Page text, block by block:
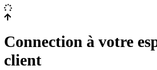
Connection à votre
client